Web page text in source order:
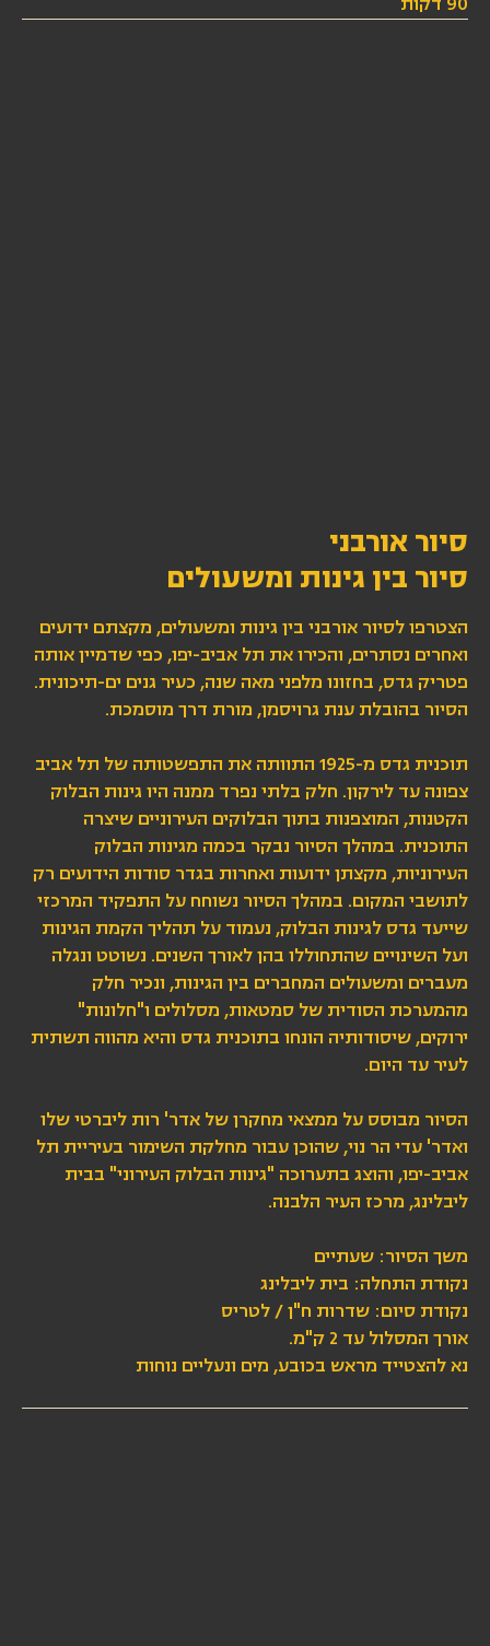
סיור אורבני
סיור בין גינות ומשעולים
הצטרפו לסיור אורבני בין גינות ומשעולים, מקצתם ידועים
ואחרים נסתרים, והכירו את תל אביב-יפו, כפי שדמיין אותה
פטריק גדס, בחזונו מלפני מאה שנה, כעיר גנים ים-תיכונית.
הסיור בהובלת ענת גרויסמן, מורת דרך מוסמכת.
תוכנית גדס מ-1925 התוותה את התפשטותה של תל אביב
צפונה עד לירקון. חלק בלתי נפרד ממנה היו גינות הבלוק
הקטנות, המוצפנות בתוך הבלוקים העירוניים שיצרה
התוכנית. במהלך הסיור נבקר בכמה מגינות הבלוק
העירוניות, מקצתן ידועות ואחרות בגדר סודות הידועים רק
לתושבי המקום. במהלך הסיור נשוחח על התפקיד המרכזי
שייעד גדס לגינות הבלוק, נעמוד על תהליך הקמת הגינות
ועל השינויים שהתחוללו בהן לאורך השנים. נשוטט ונגלה
מעברים ומשעולים המחברים בין הגינות, ונכיר חלק
מהמערכת הסודית של סמטאות, מסלולים ו"חלונות"
ירוקים, שיסודותיה הונחו בתוכנית גדס והיא מהווה תשתית
לעיר עד היום.
הסיור מבוסס על ממצאי מחקרן של אדר' רות ליברטי שלו
ואדר' עדי הר נוי, שהוכן עבור מחלקת השימור בעיריית תל
אביב-יפו, והוצג בתערוכה "גינות הבלוק העירוני" בבית
ליבלינג, מרכז העיר הלבנה.
משך הסיור: שעתיים
נקודת התחלה: בית ליבלינג
נקודת סיום: שדרות ח"ן / לטריס
אורך המסלול עד 2 ק"מ.
נא להצטייד מראש בכובע, מים ונעליים נוחות